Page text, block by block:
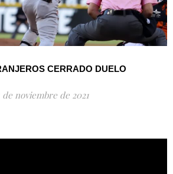
CERRADO DUELO
de noviembre de 2021